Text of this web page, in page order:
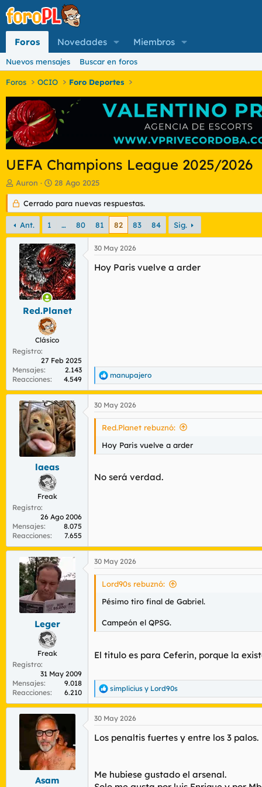
Foros Novedades Miembros
Nuevos mensajes Buscar en foros
Foros OCIO Foro Deportes
UEFA Champions League 2025/2026
I
n
i
c
i
a
d
o
d
e
Auron
F
e
c
h
d
e
i
n
i
c
i
o
28 Ago 2025
Cerrado para nuevas respuestas.
Ant. 1 … 80 81 82 83 84 Sig.
Red.Planet
Clásico
Registro
27 Feb 2025
Mensajes
2.143
Reacciones
4.549
30 May 2026
Hoy Paris vuelve a arder
R
e
a
c
c
e
:
manupajero
laeas
Freak
Registro
26 Ago 2006
Mensajes
8.075
Reacciones
7.655
30 May 2026
Red.Planet rebuznó:
Hoy Paris vuelve a arder
No será verdad.
Leger
Freak
Registro
31 May 2009
Mensajes
9.018
Reacciones
6.210
30 May 2026
Lord90s rebuznó:
Pésimo tiro final de Gabriel.
Campeón el QPSG.
El titulo es para Ceferin, porque la
R
e
a
c
i
s
simplicius y Lord90s
Asam
30 May 2026
Los penaltis fuertes y entre los 3 palos.
Me hubiese gustado el arsenal.